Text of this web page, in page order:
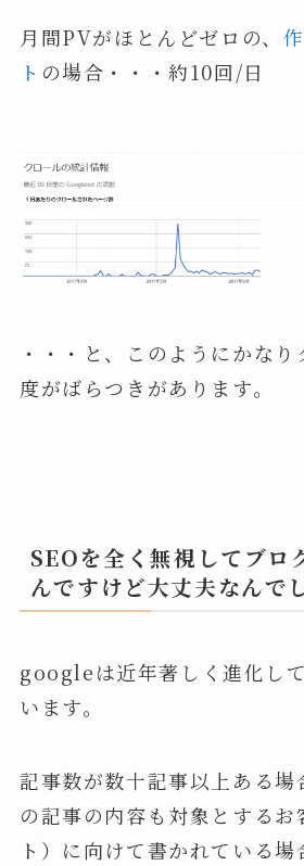
月間PVがほとんどゼロの、
ト の場合・・・約10回/日
・・・と、このようにかな
度がばらつきがあります。
SEOを全く無視してブロ
んですけど大丈夫なんで
googleは近年著しく進化し
います。
記事数が数十記事以上ある場
の記事の内容も対象とするお
ト）に向けて書かれている場